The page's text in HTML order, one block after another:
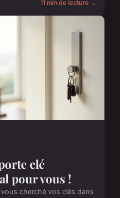
11 min de lecture →
clé
pour vous !
cherché vos clés dans